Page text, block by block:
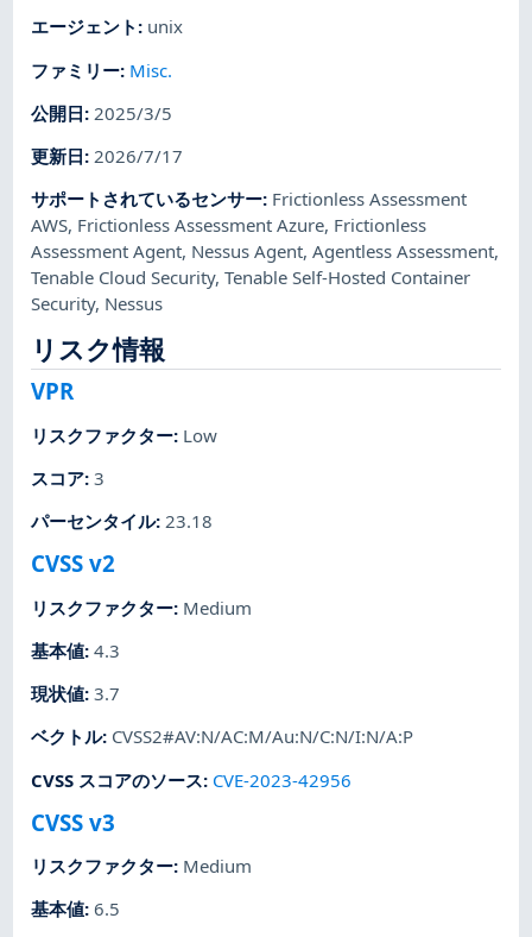
エージェント : unix
ファミリー: Misc.
公開日: 2025/3/5
更新日:2026/7/17
サポートされているセンサー: Frictionless Assessment
AWS, Frictionless Assessment Azure, Frictionless
Assessment Agent, Nessus Agent,Agentless Assessment,
Tenable Cloud Security,Tenable Self-Hosted Container
Security, Nessus
リスク情報
VPR
リスクファクター: Low
スコア:3
パーセンタイル:23.18
CVSS v2
リスクファクター: Medium
基本値:4.3
現状値:3.7
ベクトル: CVSS2#AV:N/AC:M/Au:N/C:N/I:N/A:P
CVSS スコアのソース: CVE-2023-42956
CVSS v3
リスクファクター: Medium
基本値:6.5